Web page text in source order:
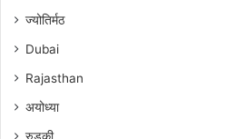
ज्योतिर्मठ
Dubai
Rajasthan
अयोध्या